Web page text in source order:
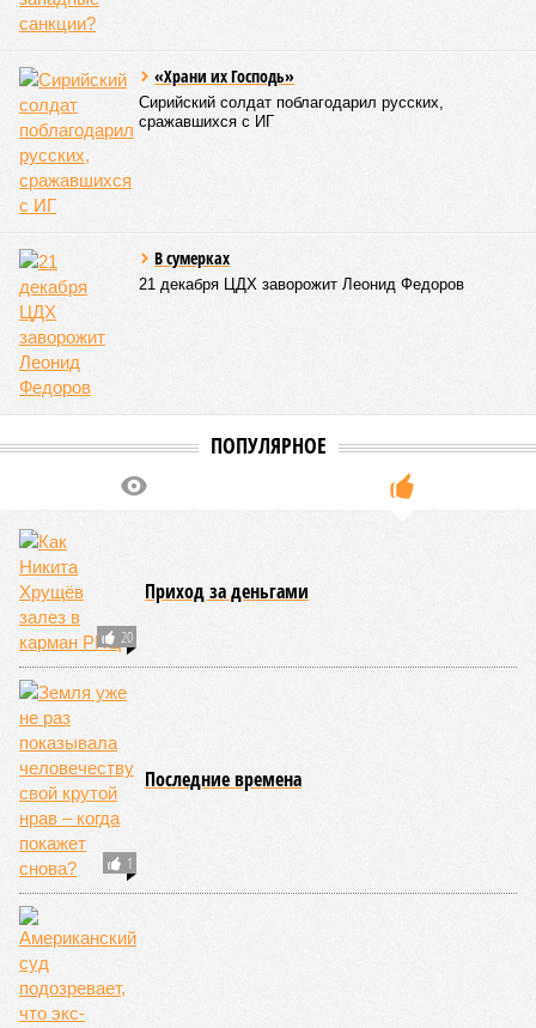
целые города. Водой залило 130 тыс. квадратных
километров (а это больше территорий Оренбургской или
ещё столько же погибли в результате спровоцированной
катастрофой пандемии.
Третье место по кровожадности в рейтинге стихийных
бедствий занимает смертоносный циклон Бхола 1970 года,
ставший самым мощным среди себе подобных за всю
Бангладеш, тогда называвшейся Восточным Пакистаном, и
индийского штата Западная Бенгалия. Шторма унесли
жизни полумиллиона человек.
Кажется, стремящаяся сохранить свою чистоту природа
что-то знала о том, какие именно страны станут со
временем самыми «грязными» в плане производств, и
объяснить то, что в топ-10 природных катастроф почти все
места занимают бедствия, разразившиеся в Индии,
Пакистане, Бангладеш и Турции? Что характерно, Россию и
Европу подобные катастрофы никогда не затрагивали,
здесь беды были другими, включая массовый голод и
масштабные эпидемии вроде бубонной чумы (200 млн
погибших) или «испанки» (по разным оценкам, от 17,4 до
100 млн погибших во всём мире).
Когда земля – дыбом
Но это дела давно минувших дней. А что нам ждать в
дальнейшем? Авторы энциклопедии A-Z Animals,
глобальных тенденциях, составили свой список
потенциально самых смертоносных стихийных бедствий,
угрожающих человечеству непосредственно сейчас, в XXI
«Золото» получили землетрясения. К наиболее
сейсмоопасным регионам относится Тихоокеанское
вулканическое огненное кольцо, включающее Индонезию,
Японию и западное побережье Северной и Южной Америки.
Турция, Иран, Индия и Непал также расположены на очень